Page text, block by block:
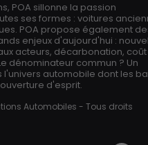
POA sillonne la passion
ses formes : voitures
POA propose également
enjeux d'aujourd'hui :
acteurs, décarbonation,
dénominateur commun ? Un
automobile dont les
d'esprit.
Automobiles - Tous droits